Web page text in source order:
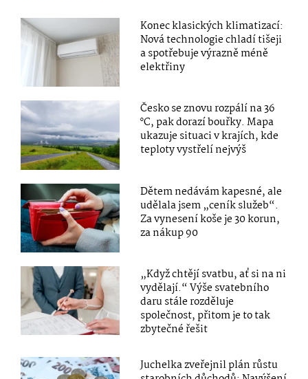
Konec klasických klimatizací:
Nová technologie chladí tišeji
a spotřebuje výrazně méně
elektřiny
Česko se znovu rozpálí na 36
°C, pak dorazí bouřky. Mapa
ukazuje situaci v krajích, kde
teploty vystřelí nejvýš
Dětem nedávám kapesné, ale
udělala jsem „ceník služeb“.
Za vynesení koše je 30 korun,
za nákup 90
„Když chtějí svatbu, ať si na ni
vydělají.“ Výše svatebního
daru stále rozděluje
společnost, přitom je to tak
zbytečné řešit
Juchelka zveřejnil plán růstu